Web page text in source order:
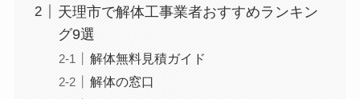
天理市で解体工事業者おすすめランキン
グ9選
解体無料見積ガイド
解体の窓口